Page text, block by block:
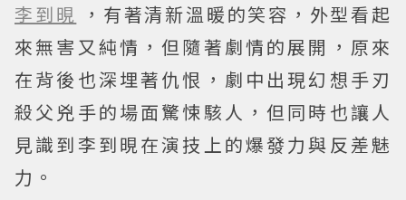
李到晛
，有著清新溫暖的笑容，外型看起
來無害又純情，但隨著劇情的展開，原來
在背後也深埋著仇恨，劇中出現幻想手刃
殺父兇手的場面驚悚駭人，但同時也讓人
見識到李到晛在演技上的爆發力與反差魅
力。